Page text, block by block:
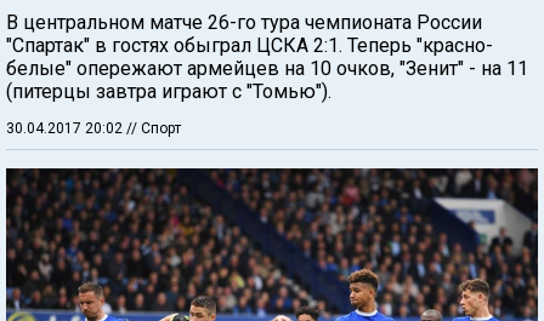
В центральном матче 26-го тура чемпионата России
"Спартак" в гостях обыграл ЦСКА 2:1. Теперь "красно-
белые" опережают армейцев на 10 очков, "Зенит" - на 11
(питерцы завтра играют с "Томью").
30.04.2017 20:02 // Спорт